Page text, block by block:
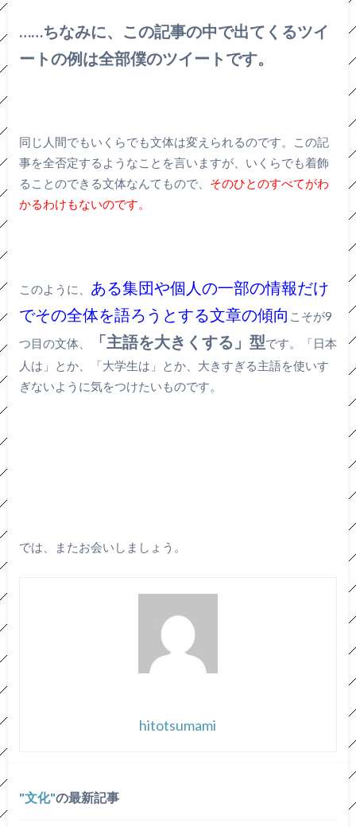
……ちなみに、この記事の中で出てくるツイ
ートの例は全部僕のツイートです。
同じ人間でもいくらでも文体は変えられるのです。この記
事を全否定するようなことを言いますが、いくらでも着飾
ることのできる文体なんてもので、 そのひとのすべてがわ
かるわけもないのです。
このように、 ある集団や個人の一部の情報だけ
でその全体を語ろうとする文章の傾向 こそが9
つ目の文体、
「主語を大きくする」型です。「日本
人は」とか、「大学生は」とか、大きすぎる主語を使いす
ぎないように気をつけたいものです。
では、またお会いしましょう。
hitotsumami
文化 の最新記事